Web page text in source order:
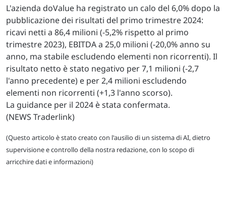
L'azienda doValue ha registrato un calo del 6,0% dopo la
pubblicazione dei risultati del primo trimestre 2024:
ricavi netti a 86,4 milioni (-5,2% rispetto al primo
trimestre 2023), EBITDA a 25,0 milioni (-20,0% anno su
anno, ma stabile escludendo elementi non ricorrenti). Il
risultato netto è stato negativo per 7,1 milioni (-2,7
l'anno precedente) e per 2,4 milioni escludendo
elementi non ricorrenti (+1,3 l'anno scorso).
La guidance per il 2024 è stata confermata.
(NEWS Traderlink)
(Questo articolo è stato creato con l'ausilio di un sistema di AI, dietro
supervisione e controllo della nostra redazione, con lo scopo di
arricchire dati e informazioni)